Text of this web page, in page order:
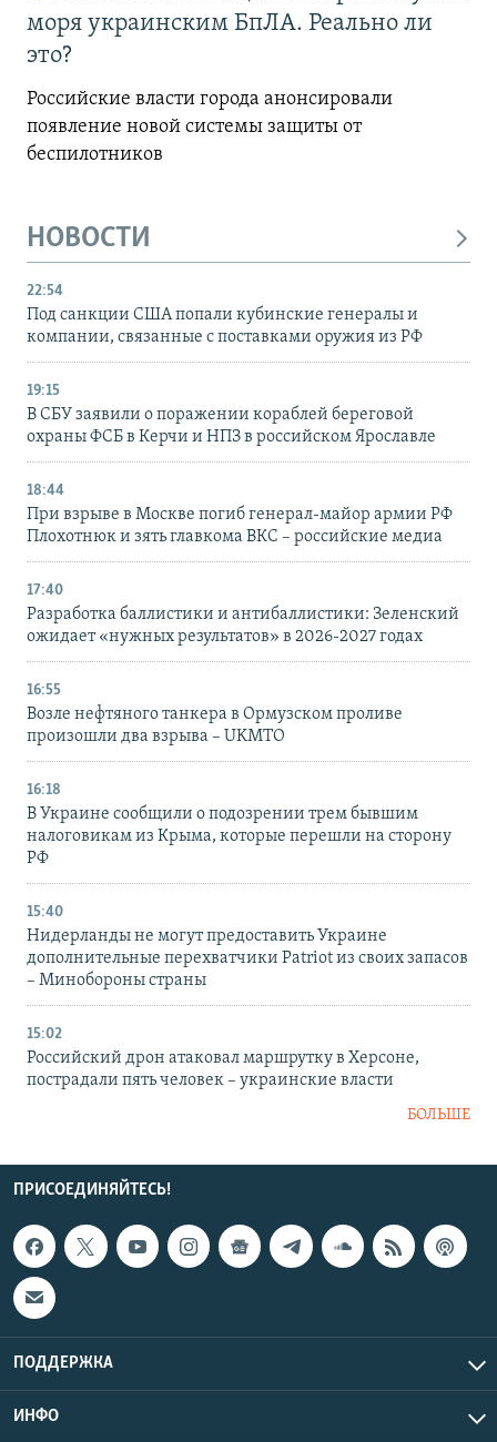
моря украинским БпЛА. Реально ли
это?
Российские власти города анонсировали
появление новой системы защиты от
беспилотников
НОВОСТИ
22:54
Под санкции США попали кубинские генералы и
компании, связанные с поставками оружия из РФ
19:15
В СБУ заявили о поражении кораблей береговой
охраны ФСБ в Керчи и НПЗ в российском Ярославле
18:44
При взрыве в Москве погиб генерал-майор армии РФ
Плохотнюк и зять главкома ВКС – российские медиа
17:40
Разработка баллистики и антибаллистики: Зеленский
ожидает «нужных результатов» в 2026-2027 годах
16:55
Возле нефтяного танкера в Ормузском проливе
произошли два взрыва – UKMTO
16:18
В Украине сообщили о подозрении трем бывшим
налоговикам из Крыма, которые перешли на сторону
РФ
15:40
Нидерланды не могут предоставить Украине
дополнительные перехватчики Patriot из своих запасов
– Минобороны страны
15:02
Российский дрон атаковал маршрутку в Херсоне,
пострадали пять человек – украинские власти
БОЛЬШЕ
ПРИСОЕДИНЯЙТЕСЬ!
ПОДДЕРЖКА
ИНФО